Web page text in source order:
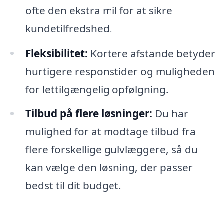
ofte den ekstra mil for at sikre
kundetilfredshed.
Fleksibilitet: Kortere afstande betyder
hurtigere responstider og muligheden
for lettilgængelig opfølgning.
Tilbud på flere løsninger: Du har
mulighed for at modtage tilbud fra
flere forskellige gulvlæggere, så du
kan vælge den løsning, der passer
bedst til dit budget.